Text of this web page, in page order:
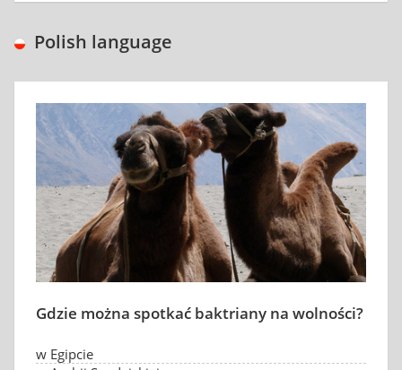
Polish language
Gdzie można spotkać baktriany na wolności?
w Egipcie